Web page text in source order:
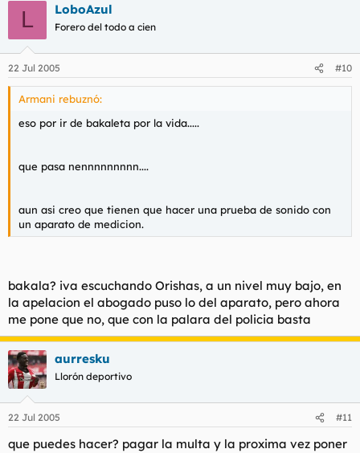
L LoboAzul
Forero del todo a cien
22 Jul 2005 #10
Armani rebuznó:
eso por ir de bakaleta por la vida.....
que pasa nennnnnnnnn....
aun asi creo que tienen que hacer una prueba de sonido con
un aparato de medicion.
bakala? iva escuchando Orishas, a un nivel muy bajo, en
la apelacion el abogado puso lo del aparato, pero ahora
me pone que no, que con la palara del policia basta
aurresku
Llorón deportivo
22 Jul 2005 #11
que puedes hacer? pagar la multa y la proxima vez poner